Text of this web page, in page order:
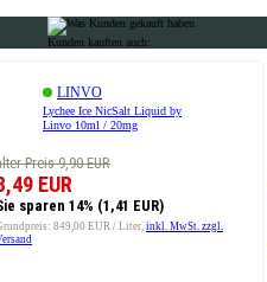
Kunden kauften auch:
LINVO
Lychee Ice NicSalt Liquid by
Linvo 10ml / 20mg
Preis 9,90 EUR
EUR
sparen 14% (1,41 EUR)
849,00 EUR / Liter inkl. MwSt. zzgl.